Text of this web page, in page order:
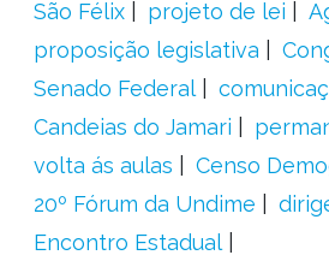
São Félix
projeto de lei
proposição legislativa
Senado Federal
Candeias do Jamari
volta ás aulas
Censo
20º Fórum da Undime
Encontro Estadual